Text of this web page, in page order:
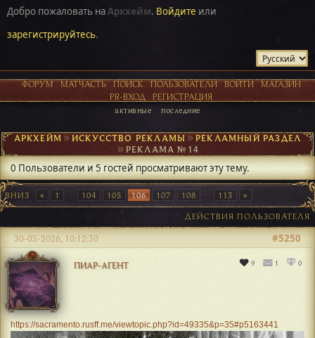
Добро пожаловать наАркхейм. Войдите или
зарегистрируйтесь.
ФОРУМ МАТЧАСТЬ ПОИСК ПОЛЬЗОВАТЕЛИ ВОЙТИ
МАГАЗИН
PR-ВХОД
РЕГИСТРАЦИЯ
активные последние
АРКХЕЙМ►ИСКУССТВО РЕКЛАМЫ►РЕКЛАМНЫЙ РАЗДЕЛ
►РЕКЛАМА №14
0 Пользователи и 5 гостей просматривают эту тему.
ВНИЗ 1 104 105 106 107 108
113
ДЕЙСТВИЯ ПОЛЬЗОВАТЕЛЯ
ПИАР-АГЕНТ 9 1 0
#5250
30-05-2026, 10:12:30
https://sacramento.rusff.me/viewtopic.php?id=49335&p=35#p5163441